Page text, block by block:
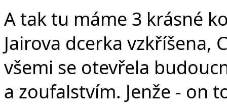
A tak tu máme 3 krásné
Jairova dcerka vzkříšena,
všemi se otevřela
a zoufalstvím. Jenže - on